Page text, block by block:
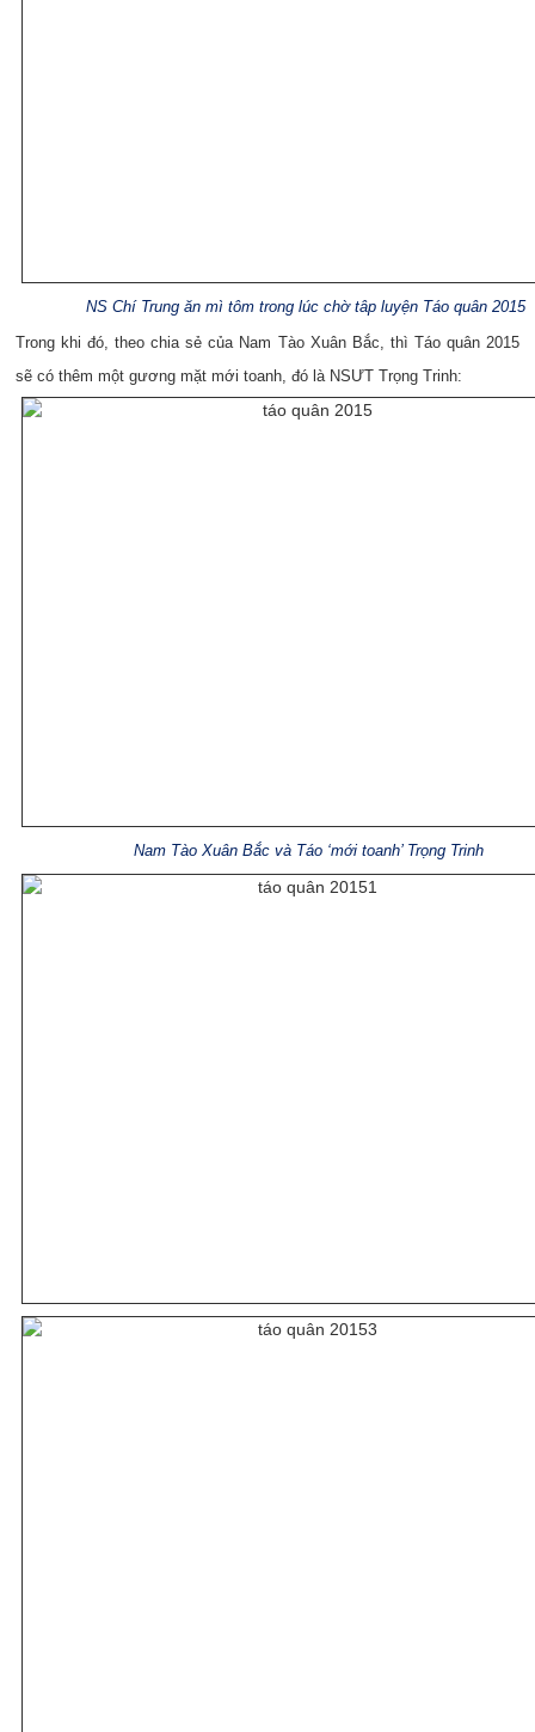
NS Chí Trung ăn mì tôm trong lúc chờ tâp luyện Táo quân 2015
Trong khi đó, theo chia sẻ của Nam Tào Xuân Bắc, thì Táo quân 2015
sẽ có thêm một gương mặt mới toanh, đó là NSƯT Trọng Trinh:
Nam Tào Xuân Bắc và Táo ‘mới toanh’ Trọng Trinh